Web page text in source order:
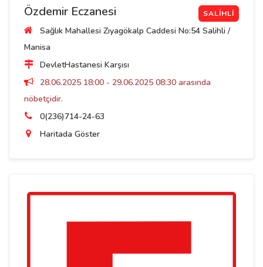
Özdemir Eczanesi SALIHLI
Sağlık Mahallesi Zıyagökalp Caddesi No:54 Salihli /
Manisa
DevletHastanesi Karşısı
28.06.2025 18:00 - 29.06.2025 08:30 arasında
nöbetçidir.
0(236)714-24-63
Haritada Göster